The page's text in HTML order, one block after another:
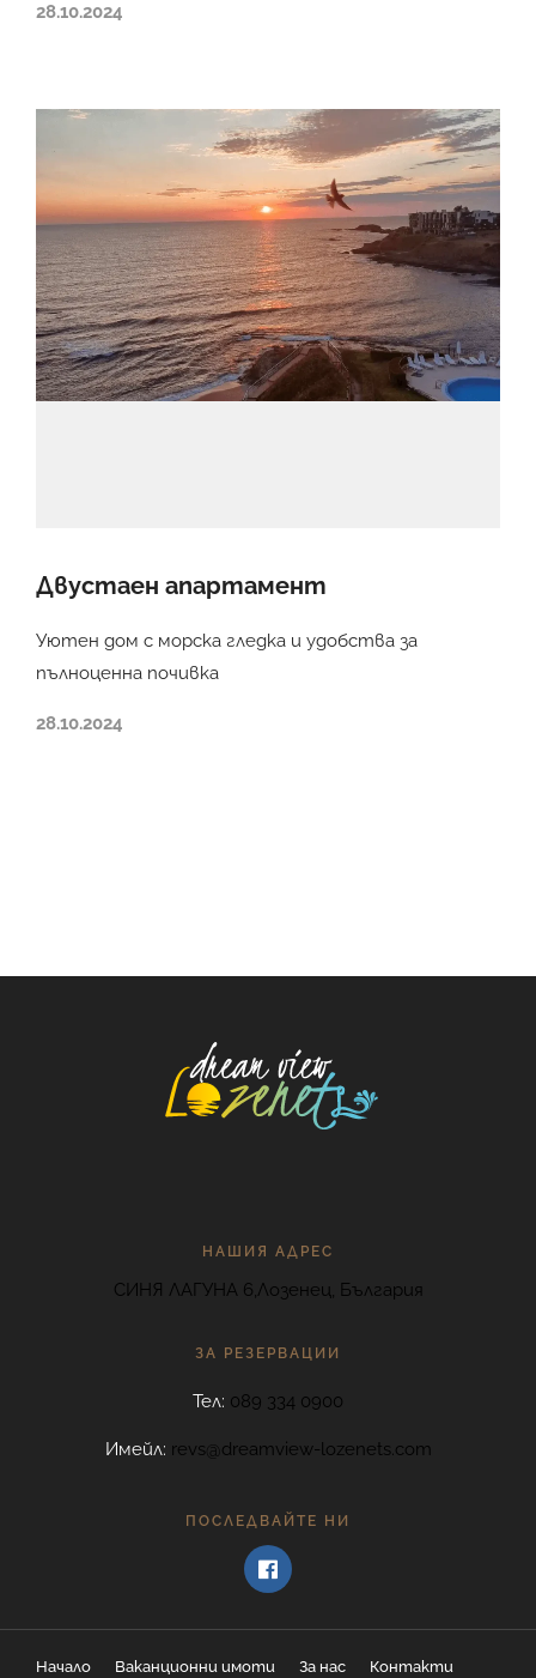
28.10.2024
Двустаен апартамент
Уютен дом с морска гледка и удобства за
пълноценна почивка
28.10.2024
НАШИЯ АДРЕС
СИНЯ ЛАГУНА 6,Лозенец, България
ЗА РЕЗЕРВАЦИИ
Тел: 089 334 0900
Имейл: revs@dreamview-lozenets.com
ПОСЛЕДВАЙТЕ НИ
Начало Ваканционни имоти За нас Контакти